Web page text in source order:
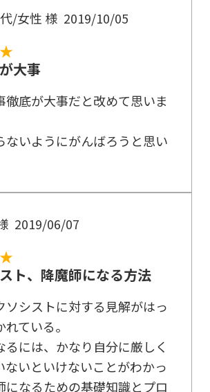
/女性 様 2019/10/05
大事
徹底が大事だと改めて思いま
ないようにがんばろうと思い
2019/06/07
ト、降魔師になる方法
ソシストに対する見解がはっ
ている。
るには、かなり自分に厳しく
ないといけないことがわかっ
になるための基礎知識とプロ